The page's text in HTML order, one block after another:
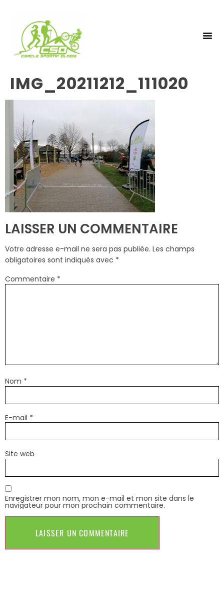
IMG_20211212_111020
LAISSER UN COMMENTAIRE
Votre adresse e-mail ne sera pas publiée. Les champs
obligatoires sont indiqués avec *
Commentaire *
Nom *
E-mail *
Site web
Enregistrer mon nom, mon e-mail et mon site dans le
navigateur pour mon prochain commentaire.